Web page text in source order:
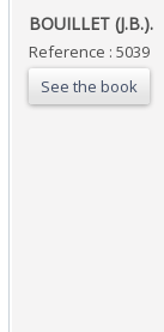
‎BOUILLET (J.B.). ‎
Reference : 5039
See the book